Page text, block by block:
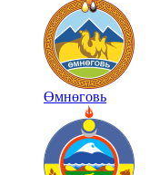
Өмнөговь